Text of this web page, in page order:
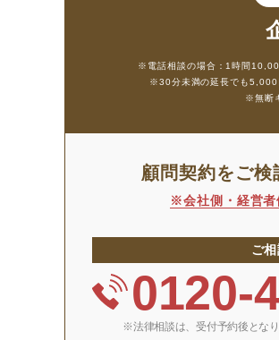
※電話相談の場合：1時間
※30分未満の延長でも5,000
※無断
顧問契約をご検
※会社側・経営者
ご
0120-
※法律相談は、受付予約後とな